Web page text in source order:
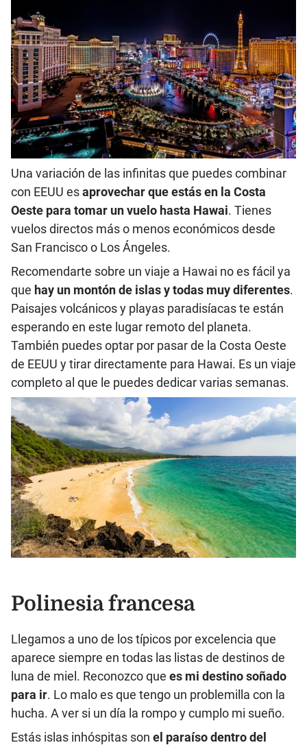
Una variación de las infinitas que puedes combinar
con EEUU esaprovechar que estás en la Costa
Oeste para tomar un vuelo hasta Hawai. Tienes
vuelos directos más o menos económicos desde
San Francisco o Los Ángeles.
Recomendarte sobre un viaje a Hawai no es fácil ya
que hay un montón de islas y todas muy diferentes.
Paisajes volcánicos y playas paradisíacas te están
esperando en este lugar remoto del planeta.
También puedes optar por pasar de la Costa Oeste
de EEUU y tirar directamente para Hawai. Es un viaje
completo al que le puedes dedicar varias semanas.
Polinesia francesa
Llegamos a uno de los típicos por excelencia que
aparece siempre en todas las listas de destinos de
luna de miel. Reconozco que es mi destino soñado
para ir. Lo malo es que tengo un problemilla con la
hucha. A ver si un día la rompo y cumplo mi sueño.
Estás islas inhóspitas son el paraíso dentro del